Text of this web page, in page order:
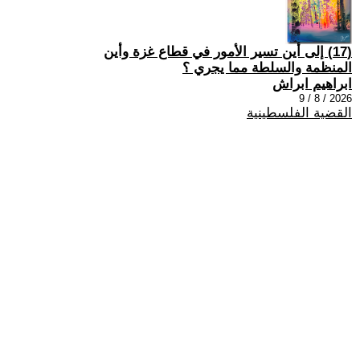
(17) إلى أين تسير الأمور في قطاع غزة وأين
المنظمة والسلطة مما يجري ؟
ابراهيم ابراش
2026 / 8 / 9
القضية الفلسطينية